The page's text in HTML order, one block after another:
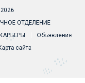
ОТДЕЛЕНИЕ
Объявления
сайта